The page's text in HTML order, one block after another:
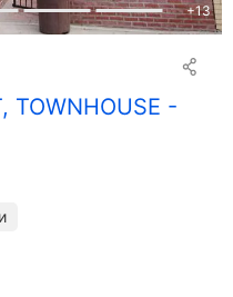
+13
TOWNHOUSE -